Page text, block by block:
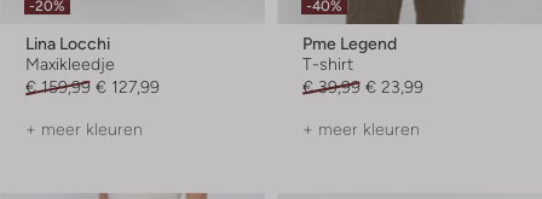
-20%
Lina Locchi
Maxikleedje
€ 159,99 € 127,99
+ meer kleuren
-40%
Pme Legend
T-shirt
€ 39,99 € 23,99
+ meer kleuren